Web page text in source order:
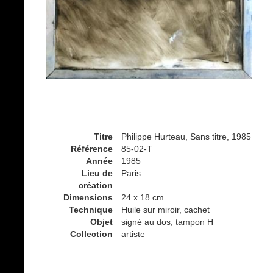
Titre
Philippe Hurteau, Sans titre, 1985
Référence
85-02-T
Année
1985
Lieu de
création
Paris
Dimensions
24 x 18 cm
Technique
Huile sur miroir, cachet
Objet
signé au dos, tampon H
Collection
artiste